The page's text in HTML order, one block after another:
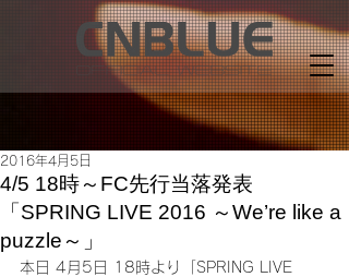
4/5 18時～FC先行当落発表
「SPRING LIVE 2016 ～We’re like a
puzzle～」
2016年4月5日
本日 4月5日 18時より「SPRING LIVE